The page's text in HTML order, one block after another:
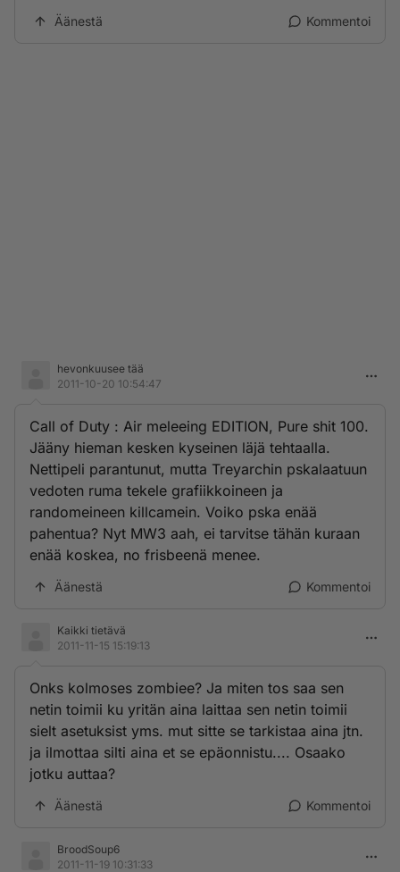
Äänestä Kommentoi
hevonkuusee tää
2011-10-20 10:54:47
Call of Duty : Air meleeing EDITION, Pure shit 100.
Jääny hieman kesken kyseinen läjä tehtaalla.
Nettipeli parantunut, mutta Treyarchin pskalaatuun
vedoten ruma tekele grafiikkoineen ja
randomeineen killcamein. Voiko pska enää
pahentua? Nyt MW3 aah, ei tarvitse tähän kuraan
enää koskea, no frisbeenä menee.
Äänestä Kommentoi
Kaikki tietävä
2011-11-15 15:19:13
Onks kolmoses zombiee? Ja miten tos saa sen
netin toimii ku yritän aina laittaa sen netin toimii
sielt asetuksist yms. mut sitte se tarkistaa aina jtn.
ja ilmottaa silti aina et se epäonnistu.... Osaako
jotku auttaa?
Äänestä Kommentoi
BroodSoup6
2011-11-19 10:31:33